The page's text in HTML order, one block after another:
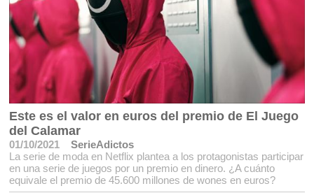
Este es el valor en euros del premio de El Juego
del Calamar
01/10/2021
SerieAdictos
La serie de moda en Netflix plantea a los protagonistas participar
en una serie de juegos por un premio en dinero. ¿A cuánto
equivale el premio de 45.600 millones de wones en euros?